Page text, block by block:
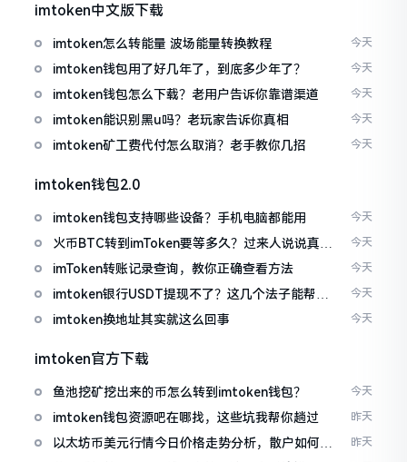
imtoken中文版下载
imtoken怎么转能量 波场能量转换教程 今天
imtoken钱包用了好几年了，到底多少年了？ 今天
imtoken钱包怎么下载？老用户告诉你靠谱渠道 今天
imtoken能识别黑u吗？老玩家告诉你真相 今天
imtoken矿工费代付怎么取消？老手教你几招 今天
imtoken钱包2.0
imtoken钱包支持哪些设备？手机电脑都能用 今天
火币BTC转到imToken要等多久？过来人说说真实
情况
今天
imToken转账记录查询，教你正确查看方法 今天
imtoken银行USDT提现不了？这几个法子能帮你
搞定
今天
imtoken换地址其实就这么回事 今天
imtoken官方下载
鱼池挖矿挖出来的币怎么转到imtoken钱包？ 今天
imtoken钱包资源吧在哪找，这些坑我帮你趟过 昨天
以太坊币美元行情今日价格走势分析，散户如何避
昨天